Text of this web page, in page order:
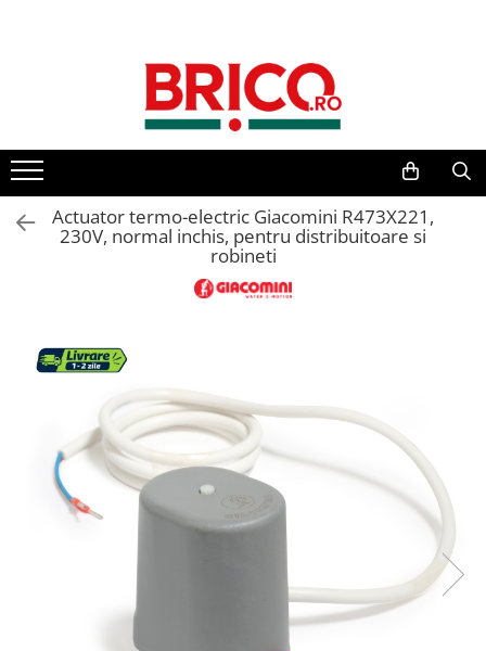
Toate Produsele
Baterii bucatarie
Baterii bideu si dus igienic
Accesorii baterii
Sisteme de dus
Coloane de dus
Brate si palarii dus
Actuator termo-electric Giacomini R473X221,
230V, normal inchis, pentru distribuitoare si
robineti